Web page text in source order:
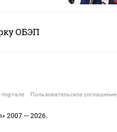
ОБЭП
Пользовательское соглашение
2007 — 2026.